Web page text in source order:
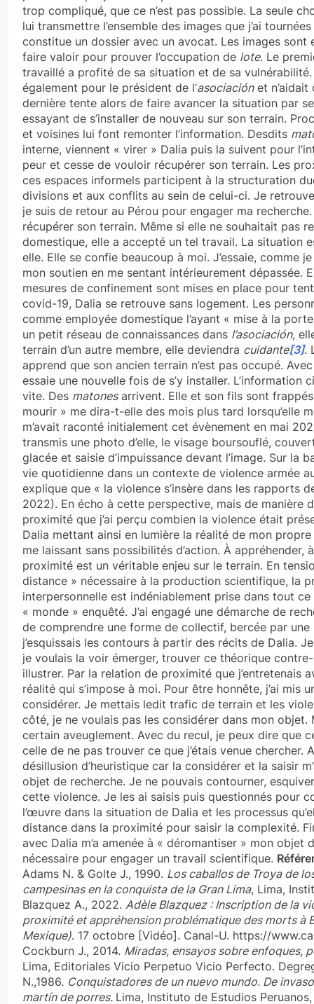
trop compliqué, que ce n’est pas possible. La seule
lui transmettre l’ensemble des images que j’ai
constitue un dossier avec un avocat. Les images sont
faire valoir pour prouver l’occupation de lote. Le
travaillé a profité de sa situation et de sa
également pour le président de l’asociaciónet n’aidait
dernière tente alors de faire avancer la situation par
essayant de s’installer de nouveau sur son terrain.
et voisines lui font remonter l’information. Desdits
interne, viennent « virer » Dalia puis la suivent pour
peur et cesse de vouloir récupérer son terrain. Les
ces espaces informels participent à la structuration
divisions et aux conflits au sein de celui-ci. Je
je suis de retour au Pérou pour engager ma
récupérer son terrain. Même si elle ne souhaitait pas
domestique, elle a accepté un tel travail. La situation
elle. Elle se confie beaucoup à moi. J’essaie, comme
mon soutien en me sentant intérieurement dépassée.
mesures de confinement sont mises en place pour
covid-19, Dalia se retrouve sans logement. Les
comme employée domestique l’ayant « mise à la
un petit réseau de connaissances dans l’asociación,
terrain d’un autre membre, elle deviendra cuidante[3].
apprend que son ancien terrain n’est pas occupé.
essaie une nouvelle fois de s’y installer. L’information
vite. Des matonesarrivent. Elle et son fils sont frappés
mourir » me dira-t-elle des mois plus tard lorsqu’elle
m’avait raconté initialement cet évènement en mai
transmis une photo d’elle, le visage boursouflé,
glacée et saisie d’impuissance devant l’image. Sur la
vie quotidienne dans un contexte de violence armée
explique que « la violence s’insère dans les rapports
2022). En écho à cette perspective, mais de manière
proximité que j’ai perçu combien la violence était
Dalia mettant ainsi en lumière la réalité de mon
me laissant sans possibilités d’action. À appréhender,
proximité est un véritable enjeu sur le terrain. En
distance » nécessaire à la production scientifique, la
interpersonnelle est indéniablement prise dans tout
« monde » enquêté. J’ai engagé une démarche de
de comprendre une forme de collectif, bercée par
j’esquissais les contours à partir des récits de Dalia.
je voulais la voir émerger, trouver ce théorique
illustrer. Par la relation de proximité que j’entretenais
réalité qui s’impose à moi. Pour être honnête, j’ai mis
considérer. Je mettais ledit trafic de terrain et les
côté, je ne voulais pas les considérer dans mon
certain aveuglement. Avec du recul, je peux dire que
celle de ne pas trouver ce que j’étais venue chercher.
désillusion d’heuristique car la considérer et la saisir
objet de recherche. Je ne pouvais contourner,
cette violence. Je les ai saisis puis questionnés pour
l’œuvre dans la situation de Dalia et les processus
distance dans la proximité pour saisir la complexité.
avec Dalia m’a amenée à « déromantiser » mon objet
nécessaire pour engager un travail scientifique.
Adams N. & Golte J., 1990. Los caballos de Troya de
campesinas en la conquista de la Gran Lima, Lima,
Blazquez A., 2022. Adèle Blazquez : Inscription de la
proximité et appréhension problématique des morts à
Mexique). 17 octobre [Vidéo]. Canal-U. https://
Cockburn J., 2014. Miradas, ensayos sobre enfoques,
Lima, Editoriales Vicio Perpetuo Vicio Perfecto.
N.,1986. Conquistadores de un nuevo mundo. De
martín de porres. Lima, Instituto de Estudios